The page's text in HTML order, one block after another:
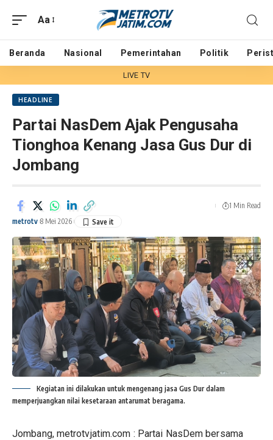
Aa
Beranda Nasional Pemerintahan Politik
LIVE TV
HEADLINE
Partai NasDem Ajak Pengusaha
Tionghoa Kenang Jasa Gus Dur di
Jombang
metrotv 8 Mei 2026
1 Min Read
Kegiatan ini dilakukan untuk mengenang jasa Gus Dur dalam
memperjuangkan nilai kesetaraan antarumat beragama.
Jombang, metrotvjatim.com : Partai NasDem bersama